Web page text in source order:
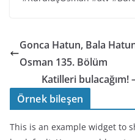
Gonca Hatun, Bala
Osman 135. Bölüm
Katilleri bulacağım!
Örnek bileşen
This is an example widget to